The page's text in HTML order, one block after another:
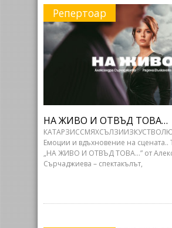
Репертоар
НА ЖИВО И ОТВЪД ТОВА…
Емоции и вдъхновение на сцената..
„НА ЖИВО И ОТВЪД ТОВА…” от
Сърчаджиева – спектакълът,